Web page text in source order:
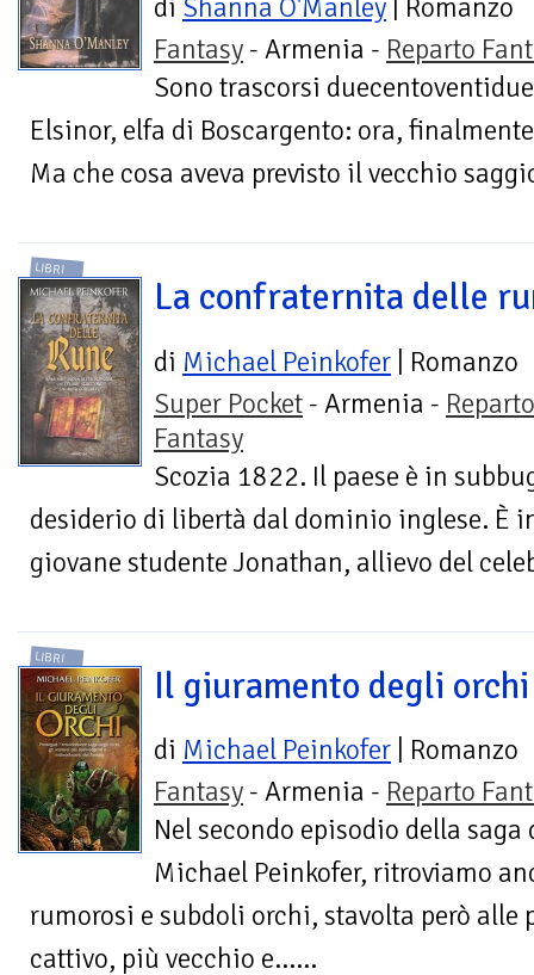
di Shanna O'Manley | Romanzo
Fantasy - Armenia - Reparto
Sono trascorsi
Elsinor, elfa di Boscargento: ora,
Ma che cosa aveva previsto il vecchio
LIBRI
La confraternita delle
di Michael Peinkofer | Romanzo
Super Pocket - Armenia - Reparto
Fantasy
Scozia 1822. Il paese è in
desiderio di libertà dal dominio inglese. È
giovane studente Jonathan, allievo del
LIBRI
Il giuramento degli orchi
di Michael Peinkofer | Romanzo
Fantasy - Armenia - Reparto
Nel secondo episodio della saga
Michael Peinkofer, ritroviamo
rumorosi e subdoli orchi, stavolta però alle
cattivo, più vecchio e…...